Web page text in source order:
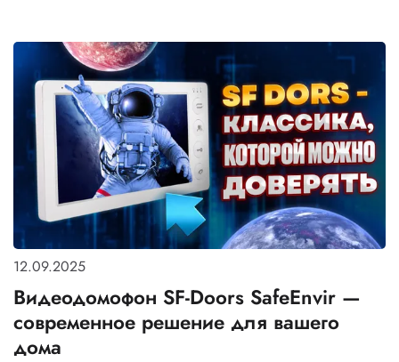
12.09.2025
Видеодомофон SF-Doors SafeEnvir —
современное решение для вашего
дома